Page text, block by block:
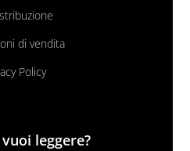
di vendita
Policy
leggere?